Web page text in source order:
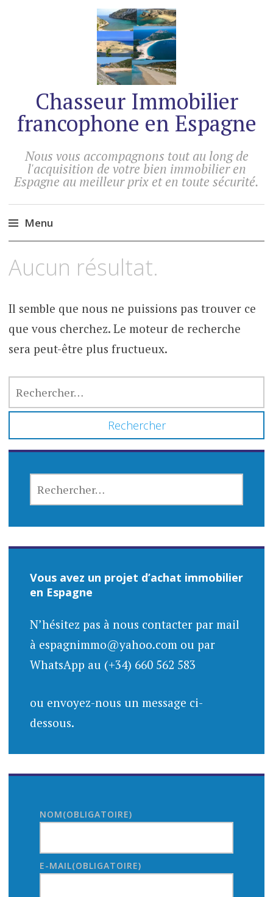
Chasseur Immobilier
francophone en Espagne
Nous vous accompagnons tout au long de
l'acquisition de votre bien immobilier en
Espagne au meilleur prix et en toute sécurité.
Menu
au
Aucun résultat.
Il semble que nous ne puissions pas trouver ce
que vous cherchez. Le moteur de recherche
sera peut-être plus fructueux.
Vous avez un projet d’achat immobilier
en Espagne
N’hésitez pas à nous contacter par mail
à espagnimmo@yahoo.com ou par
WhatsApp au (+34) 660 562 583
ou envoyez-nous un message ci-
dessous.
NOM(OBLIGATOIRE)
E-MAIL(OBLIGATOIRE)